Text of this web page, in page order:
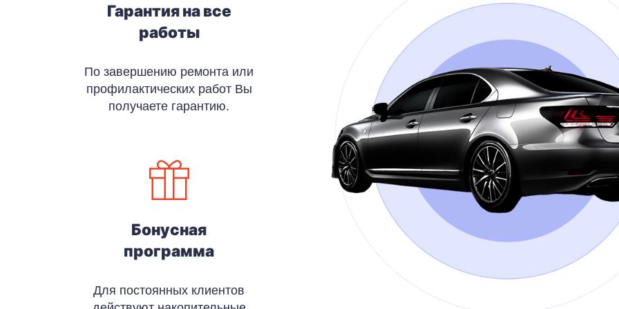
Гарантия на все
работы
По завершению ремонта или
профилактических работ Вы
получаете гарантию.
Бонусная
программа
Для постоянных клиентов